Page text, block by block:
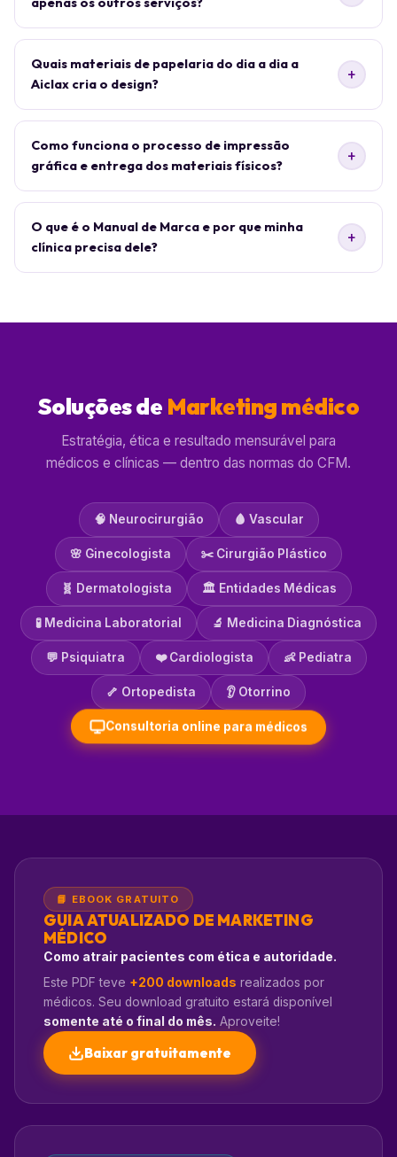
Quais materiais de papelaria do dia a dia a
Aiclax cria o design?
+
Como funciona o processo de impressão
gráfica e entrega dos materiais físicos?
+
O que é o Manual de Marca e por que minha
clínica precisa dele?
+
Soluções de Marketing médico
Estratégia, ética e resultado mensurável para
médicos e clínicas — dentro das normas do CFM.
🧠 Neurocirurgião 🩸 Vascular
🌸 Ginecologista ✂️ Cirurgião Plástico
🧬 Dermatologista 🏛️ Entidades Médicas
🧪 Medicina Laboratorial 🔬 Medicina Diagnóstica
💬 Psiquiatra ❤️ Cardiologista 👶 Pediatra
🦴 Ortopedista 👂 Otorrino
Consultoria online para médicos
📘 EBOOK GRATUITO
GUIA ATUALIZADO DE MARKETING
MÉDICO
Como atrair pacientes com ética e autoridade.
Este PDF teve +200 downloads realizados por
médicos. Seu download gratuito estará disponível
somente até o final do mês. Aproveite!
Baixar gratuitamente